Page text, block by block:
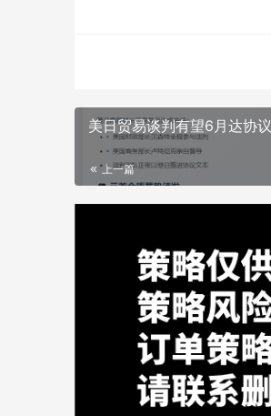
美日贸易谈判有望6月达协议
上一篇